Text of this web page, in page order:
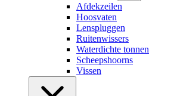
Afdekzeilen
Hoosvaten
Lenspluggen
Ruitenwissers
Waterdichte tonnen
Scheepshoorns
Vissen